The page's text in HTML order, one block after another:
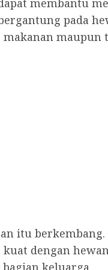
pada
makanan maupun
itu
dengan
keluarga.